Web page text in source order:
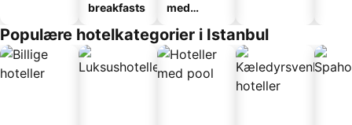
breakfasts
med
Populære hotelkategorier i Istanbul